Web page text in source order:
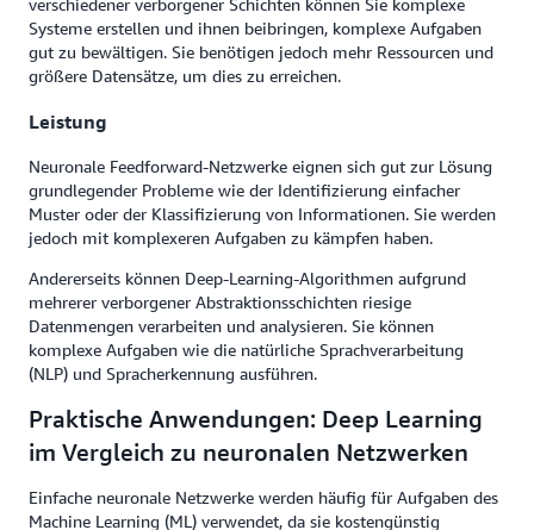
verschiedener verborgener Schichten können Sie komplexe
Systeme erstellen und ihnen beibringen, komplexe Aufgaben
gut zu bewältigen. Sie benötigen jedoch mehr Ressourcen und
größere Datensätze, um dies zu erreichen.
Leistung
Neuronale Feedforward-Netzwerke eignen sich gut zur Lösung
grundlegender Probleme wie der Identifizierung einfacher
Muster oder der Klassifizierung von Informationen. Sie werden
jedoch mit komplexeren Aufgaben zu kämpfen haben.
Andererseits können Deep-Learning-Algorithmen aufgrund
mehrerer verborgener Abstraktionsschichten riesige
Datenmengen verarbeiten und analysieren. Sie können
komplexe Aufgaben wie die natürliche Sprachverarbeitung
(NLP) und Spracherkennung ausführen.
Praktische Anwendungen: Deep Learning
im Vergleich zu neuronalen Netzwerken
Einfache neuronale Netzwerke werden häufig für Aufgaben des
Machine Learning (ML) verwendet, da sie kostengünstig